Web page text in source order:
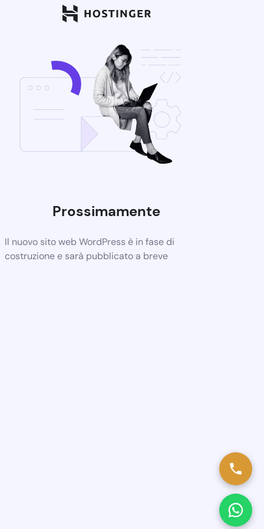
Prossimamente
Il nuovo sito web WordPress è in fase di
costruzione e sarà pubblicato a breve